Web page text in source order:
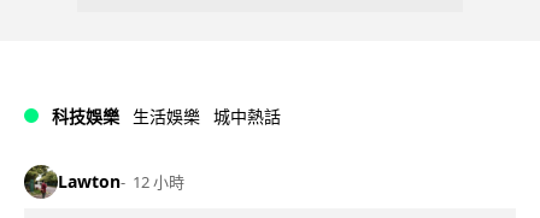
科技娛樂 生活娛樂 城中熱話
Lawton 12 小時